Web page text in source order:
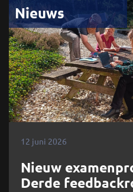
Nieuws
12 juni 2026
Nieuw
Derde